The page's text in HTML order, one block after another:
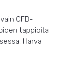
CFD-
tappioita
Harva